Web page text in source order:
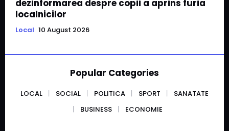
dezinformarea despre copii a aprins furia
localnicilor
Local 10 August 2026
Popular Categories
LOCAL SOCIAL POLITICA SPORT
SANATATE
BUSINESS
ECONOMIE